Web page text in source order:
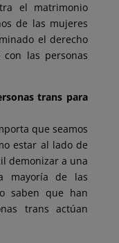
el matrimonio
de las mujeres
el derecho
las personas
trans para
que seamos
estar al lado de
demonizar a una
mayoría de las
saben que han
trans actúan